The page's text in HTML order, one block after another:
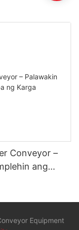
Conveyor –
ang
Equipment